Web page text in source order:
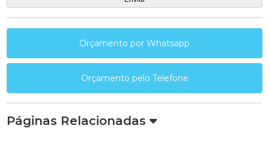
Orçamento por Whatsapp
Orçamento pelo Telefone
Páginas Relacionadas